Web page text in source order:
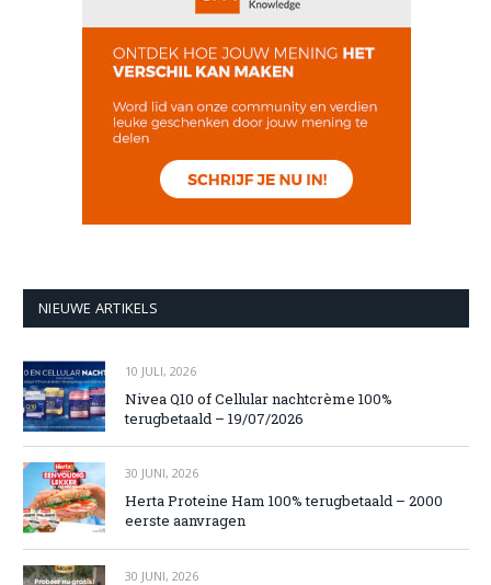
NIEUWE ARTIKELS
10 JULI, 2026
Nivea Q10 of Cellular nachtcrème 100%
terugbetaald – 19/07/2026
30 JUNI, 2026
Herta Proteine Ham 100% terugbetaald – 2000
eerste aanvragen
30 JUNI, 2026